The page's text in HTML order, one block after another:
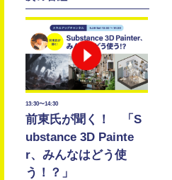
13:30〜14:30
前東氏が聞く！ 「S
ubstance 3D Painte
r、みんなはどう使
う！？」